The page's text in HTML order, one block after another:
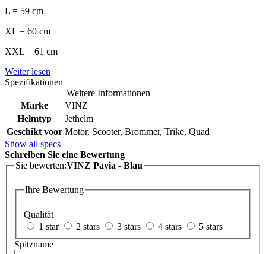
L = 59 cm
XL = 60 cm
XXL = 61 cm
Weiter lesen
Spezifikationen
Weitere Informationen
Marke
VINZ
Helmtyp
Jethelm
Geschikt voor Motor, Scooter, Brommer, Trike, Quad
Show all specs
Schreiben Sie eine Bewertung
Sie bewerten:VINZ Pavia - Blau
Ihre Bewertung
Qualität
1 star
2 stars 3 stars 4 stars
5 stars
Spitzname